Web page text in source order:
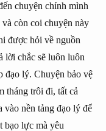
chuyện chính mình
còn coi chuyện này
được hỏi về nguồn
lời chắc sẽ luôn luôn
đạo lý. Chuyện bảo vệ
tháng trôi đi, tất cả
nền tảng đạo lý để
bạo lực mà yêu